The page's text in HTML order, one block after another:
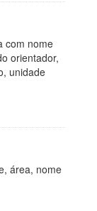
com nome
orientador,
unidade
área, nome